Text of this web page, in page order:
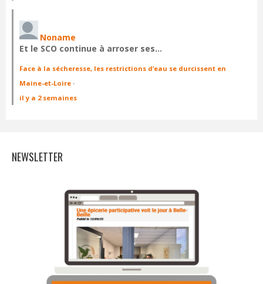
Noname
Et le SCO continue à arroser ses…
Face à la sécheresse, les restrictions d’eau se durcissent en
Maine-et-Loire ·
il y a 2 semaines
NEWSLETTER